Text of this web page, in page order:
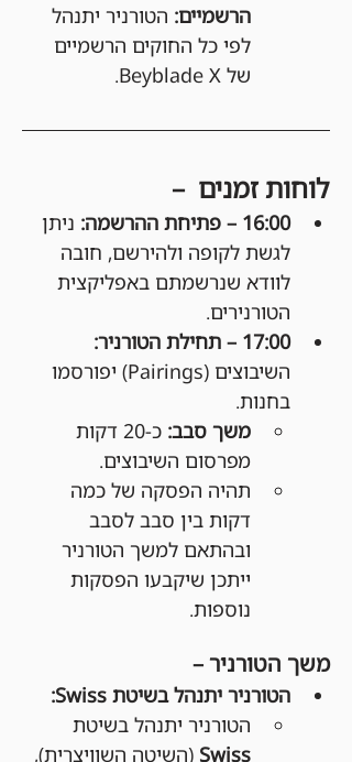
הרשמיים: הטורניר יתנהל
לפי כל החוקים הרשמיים
של Beyblade X.
לוחות זמנים  –
16:00 – פתיחת ההרשמה:
ניתן
לגשת לקופה ולהירשם, חובה
לוודא שנרשמתם באפליקצית
הטורנירים.
17:00 – תחילת הטורניר:
השיבוצים (Pairings) יפורסמו
בחנות.
משך סבב:
כ-20 דקות
מפרסום השיבוצים.
תהיה הפסקה של כמה
דקות בין סבב לסבב
ובהתאם למשך הטורניר
ייתכן שיקבעו הפסקות
נוספות.
משך הטורניר –
הטורניר יתנהל בשיטת Swiss:
הטורניר יתנהל בשיטת
Swiss (השיטה השוויצרית),